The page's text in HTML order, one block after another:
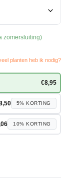
zomersluiting)
planten heb ik nodig?
€8,95
5% KORTING
10% KORTING